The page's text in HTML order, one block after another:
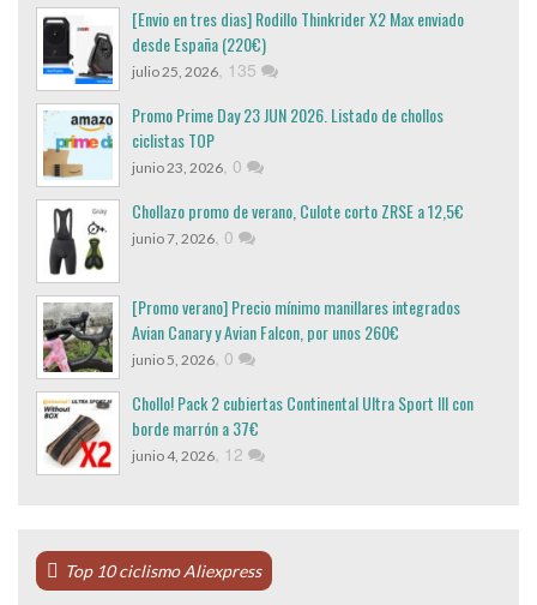
[Envio en tres dias] Rodillo Thinkrider X2 Max enviado
desde España (220€)
julio 25, 2026, 135
Promo Prime Day 23 JUN 2026. Listado de chollos
ciclistas TOP
junio 23, 2026, 0
Chollazo promo de verano, Culote corto ZRSE a 12,5€
junio 7, 2026, 0
[Promo verano] Precio mínimo manillares integrados
Avian Canary y Avian Falcon, por unos 260€
junio 5, 2026, 0
Chollo! Pack 2 cubiertas Continental Ultra Sport III con
borde marrón a 37€
junio 4, 2026, 12
Top 10 ciclismo Aliexpress